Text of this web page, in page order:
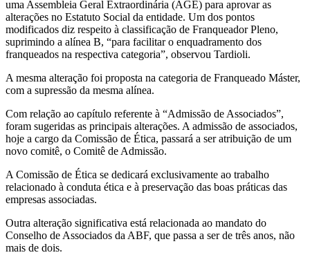
uma Assembleia Geral Extraordinária (AGE) para aprovar as
alterações no Estatuto Social da entidade. Um dos pontos
modificados diz respeito à classificação de Franqueador Pleno,
suprimindo a alínea B, “para facilitar o enquadramento dos
franqueados na respectiva categoria”, observou Tardioli.
A mesma alteração foi proposta na categoria de Franqueado Máster,
com a supressão da mesma alínea.
Com relação ao capítulo referente à “Admissão de Associados”,
foram sugeridas as principais alterações. A admissão de associados,
hoje a cargo da Comissão de Ética, passará a ser atribuição de um
novo comitê, o Comitê de Admissão.
A Comissão de Ética se dedicará exclusivamente ao trabalho
relacionado à conduta ética e à preservação das boas práticas das
empresas associadas.
Outra alteração significativa está relacionada ao mandato do
Conselho de Associados da ABF, que passa a ser de três anos, não
mais de dois.